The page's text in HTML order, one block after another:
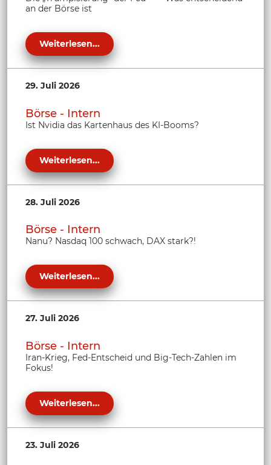
an der Börse ist
Weiterlesen...
29. Juli 2026
Börse - Intern
Ist Nvidia das Kartenhaus des KI-Booms?
Weiterlesen...
28. Juli 2026
Börse - Intern
Nanu? Nasdaq 100 schwach, DAX stark?!
Weiterlesen...
27. Juli 2026
Börse - Intern
Iran-Krieg, Fed-Entscheid und Big-Tech-Zahlen im
Fokus!
Weiterlesen...
23. Juli 2026